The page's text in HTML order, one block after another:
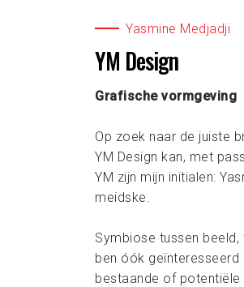
Yasmine Medjadji
YM Design
Grafische vormgeving
Op zoek naar de juiste
YM Design kan, met
YM zijn mijn initialen:
meidske.
Symbiose tussen
ben óók geïnteresseerd
bestaande of potentiële